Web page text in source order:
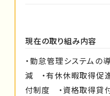
現在の取り組み内容
・勤怠管理システム
減 ・有休休暇取得促
付制度 ・資格取得貸